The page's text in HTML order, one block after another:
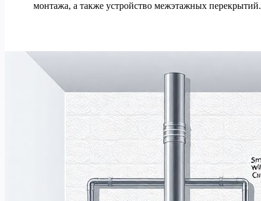
монтажа, а также устройство межэтажных перекрытий.